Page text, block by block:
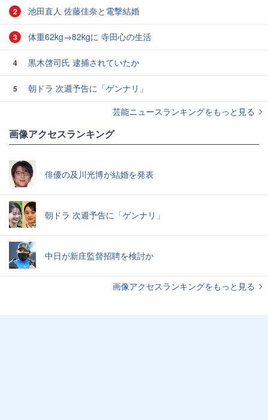
2 池田直人 佐藤佳奈と電撃結婚
3 体重62kg→82kgに 寺田心の生活
4 黒木啓司氏 逮捕されていたか
5
朝ドラ 次週予告に「ゲンナリ」
芸能ニュースランキングをもっと見る
画像アクセスランキング
俳優の及川光博が結婚を発表
朝ドラ 次週予告に「ゲンナリ」
中日が新庄監督招聘を検討か
画像アクセスランキングをもっと見る